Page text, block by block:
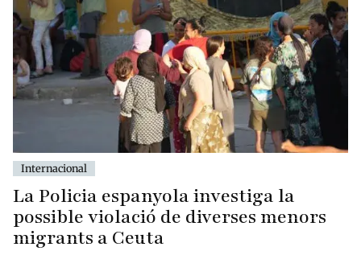
Internacional
La Policia espanyola investiga la
possible violació de diverses menors
migrants a Ceuta